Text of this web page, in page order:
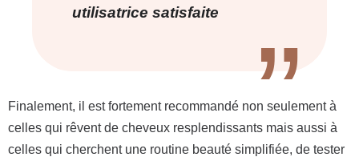
utilisatrice satisfaite
Finalement, il est fortement recommandé non seulement à
celles qui rêvent de cheveux resplendissants mais aussi à
celles qui cherchent une routine beauté simplifiée, de tester